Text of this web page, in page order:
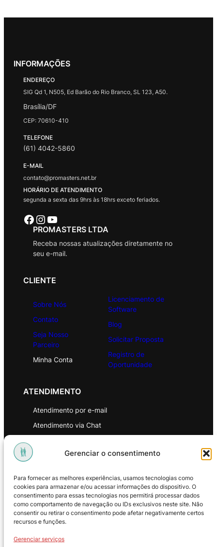
Gerenciar o consentimento
Para fornecer as melhores experiências, usamos tecnologias como
cookies para armazenar e/ou acessar informações do dispositivo. O
consentimento para essas tecnologias nos permitirá processar dados
como comportamento de navegação ou IDs exclusivos neste site. Não
consentir ou retirar o consentimento pode afetar negativamente certos
recursos e funções.
Gerenciar serviços
INFORMAÇÕES
ENDEREÇO
SIG Qd 1, N505, Ed Barão do Rio Branco, SL 123, A50.
Brasília/DF
CEP: 70610-410
TELEFONE
(61) 4042-5860
E-MAIL
contato@promasters.net.br
HORÁRIO DE ATENDIMENTO
segunda a sexta das 9hrs às 18hrs exceto feriados.
Facebook Instagram Youtube
PROMASTERS LTDA
Receba nossas atualizações diretamente no
seu e-mail.
CLIENTE
Sobre Nós
Contato
Seja Nosso
Parceiro
Minha Conta
Licenciamento de
Software
Blog
Solicitar Proposta
Registro de
Oportunidade
ATENDIMENTO
Atendimento por e-mail
Atendimento via Chat
Política de Privacidade
Política de Troca e Devoluções
Política de Reembolso